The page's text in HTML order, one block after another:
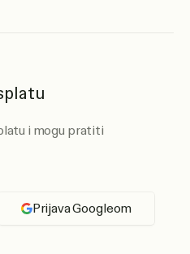
i mogu pratiti
Prijava Googleom